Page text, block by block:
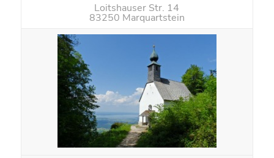
Loitshauser Str. 14
83250 Marquartstein